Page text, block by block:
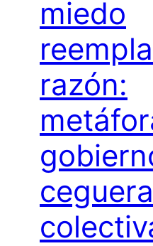
miedo
razón:
ceguera